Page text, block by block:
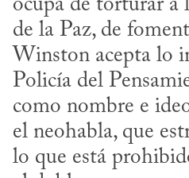
ocupa de torturar a
de la Paz, de
Winston acepta lo
Policía del
como nombre e
el neohabla, que
lo que está